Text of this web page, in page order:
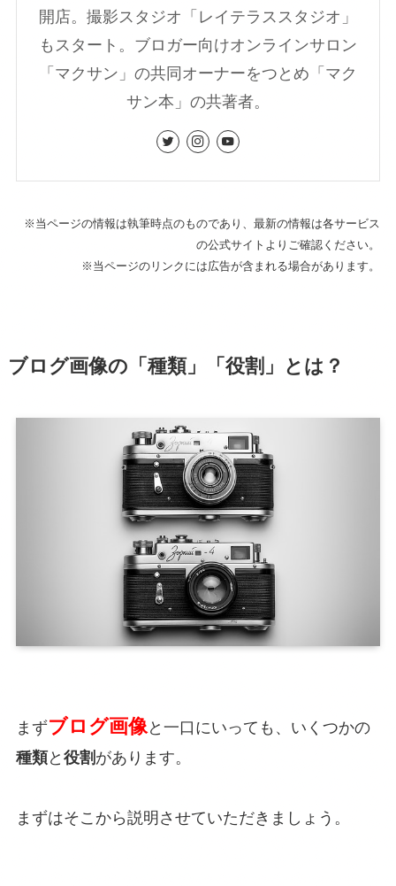
開店。撮影スタジオ「レイテラススタジオ」
もスタート。ブロガー向けオンラインサロン
「マクサン」の共同オーナーをつとめ「マク
サン本」の共著者。
※当ページの情報は執筆時点のものであり、最新の情報は各サービス
の公式サイトよりご確認ください。
※当ページのリンクには広告が含まれる場合があります。
ブログ画像の「種類」「役割」とは？
まずブログ画像と一口にいっても、いくつかの
種類と 役割 があります。
まずはそこから説明させていただきましょう。